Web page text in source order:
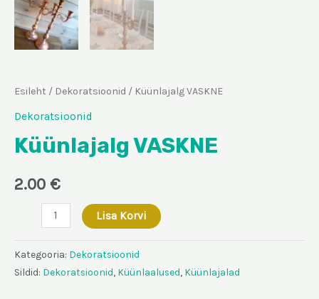
Esileht / Dekoratsioonid / Küünlajalg VASKNE
Dekoratsioonid
Küünlajalg VASKNE
2.00 €
Küünlajalg
VASKNE
kogus
Lisa Korvi
Kategooria: Dekoratsioonid
Sildid: Dekoratsioonid, Küünlaalused, Küünlajalad